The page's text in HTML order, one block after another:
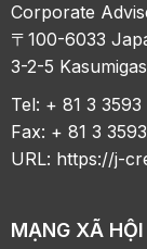
Corporate
〒100-6033
3-2-5
Tel: + 81 3 3593
Fax: + 81 3
URL: https://j-
MẠNG XÃ HỘI